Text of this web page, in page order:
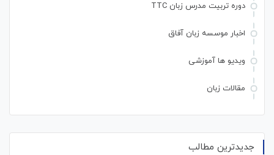
دوره تربیت مدرس زبان TTC
اخبار موسسه زبان آفاق
ویدیو ها آموزشی
مقالات زبان
جدیدترین مطالب